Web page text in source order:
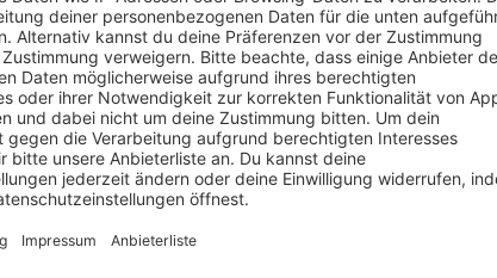
hat. (...) Dann glaube
Namen!
CAROLIN KEBEKUS
dann ist das doch kurz vor Ritterschlag. Sind wir mal
Queen B!